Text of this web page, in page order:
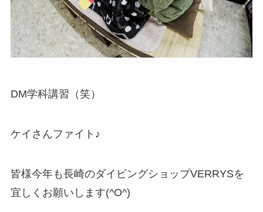
DM学科講習（笑）
ケイさんファイト♪
皆様今年も長崎のダイビングショップVERRYSを
宜しくお願いします(^O^)